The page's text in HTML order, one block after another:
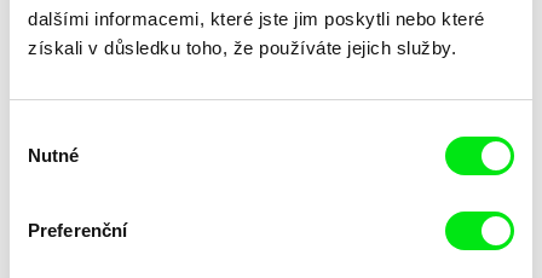
dalšími informacemi, které jste jim poskytli nebo které
získali v důsledku toho, že používáte jejich služby.
souhlasu
Nutné
Preferenční
Pomněnka
Ru Kuwahata, Max Porter